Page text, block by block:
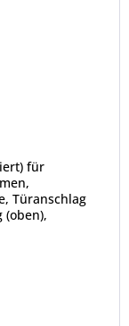
für
Türanschlag
(oben),